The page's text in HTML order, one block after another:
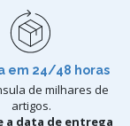
em 24/48 horas
de milhares de
artigos.
a data de entrega